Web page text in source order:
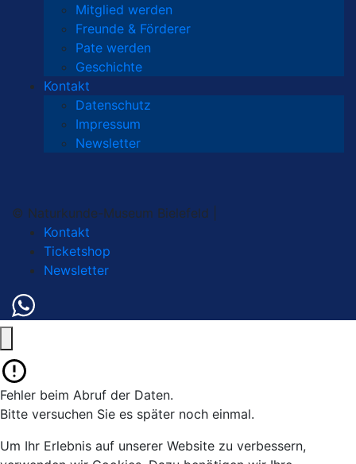
Mitglied werden
Freunde & Förderer
Pate werden
Geschichte
Kontakt
Datenschutz
Impressum
Newsletter
© Naturkunde-Museum Bielefeld |
Kontakt
Ticketshop
Newsletter
Fehler beim Abruf der Daten.
Bitte versuchen Sie es später noch einmal.
Um Ihr Erlebnis auf unserer Website zu verbessern,